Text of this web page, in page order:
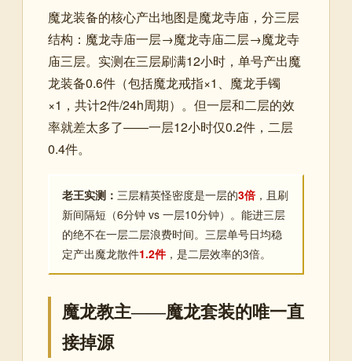
魔龙装备的核心产出地图是魔龙寺庙，分三层
结构：魔龙寺庙一层→魔龙寺庙二层→魔龙寺
庙三层。实测在三层刷满12小时，单号产出魔
龙装备0.6件（包括魔龙戒指×1、魔龙手镯
×1，共计2件/24h周期）。但一层和二层的效
率就差太多了——一层12小时仅0.2件，二层
0.4件。
老王实测： 三层精英怪密度是一层的3倍，且刷
新间隔短（6分钟 vs 一层10分钟）。能进三层
的绝不在一层二层浪费时间。三层单号日均稳
定产出魔龙散件1.2件，是二层效率的3倍。
魔龙教主——魔龙套装的唯一直
接掉源